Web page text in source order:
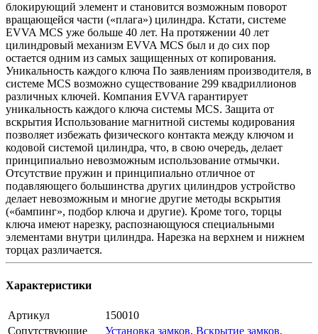
блокирующий элемент и становится возможным поворот
вращающейся части («плага») цилиндра. Кстати, системе
EVVA MCS уже больше 40 лет. На протяжении 40 лет
цилиндровый механизм EVVA MCS был и до сих пор
остается одним из самых защищенных от копирования.
Уникальность каждого ключа По заявлениям производителя, в
системе MCS возможно существование 299 квадриллионов
различных ключей. Компания EVVA гарантирует
уникальность каждого ключа системы MCS. Защита от
вскрытия Использование магнитной системы кодирования
позволяет избежать физического контакта между ключом и
кодовой системой цилиндра, что, в свою очередь, делает
принципиально невозможным использование отмычки.
Отсутствие пружин и принципиально отличное от
подавляющего большинства других цилиндров устройство
делает невозможным и многие другие методы вскрытия
(«бампинг», подбор ключа и другие). Кроме того, торцы
ключа имеют нарезку, распознающуюся специальными
элементами внутри цилиндра. Нарезка на верхнем и нижнем
торцах различается.
Характеристики
Артикул
150010
Сопутствующие
Установка замков, Вскрытие замков,